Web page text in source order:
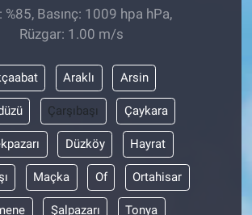
%85, Basınç: 1009 hpa hPa,
Rüzgar: 1.00 m/s
Araklı Arsin
Çarşıbaşı Çaykara
Düzköy Hayrat
Maçka Of Ortahisar
Şalpazarı Tonya